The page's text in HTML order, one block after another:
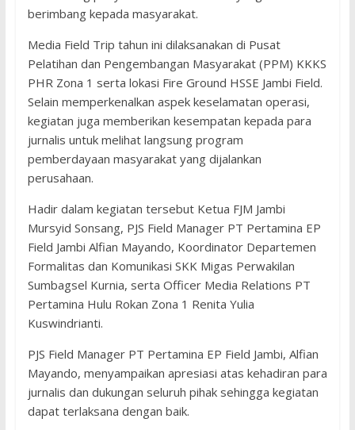
berimbang kepada masyarakat.
Media Field Trip tahun ini dilaksanakan di Pusat
Pelatihan dan Pengembangan Masyarakat (PPM) KKKS
PHR Zona 1 serta lokasi Fire Ground HSSE Jambi Field.
Selain memperkenalkan aspek keselamatan operasi,
kegiatan juga memberikan kesempatan kepada para
jurnalis untuk melihat langsung program
pemberdayaan masyarakat yang dijalankan
perusahaan.
Hadir dalam kegiatan tersebut Ketua FJM Jambi
Mursyid Sonsang, PJS Field Manager PT Pertamina EP
Field Jambi Alfian Mayando, Koordinator Departemen
Formalitas dan Komunikasi SKK Migas Perwakilan
Sumbagsel Kurnia, serta Officer Media Relations PT
Pertamina Hulu Rokan Zona 1 Renita Yulia
Kuswindrianti.
PJS Field Manager PT Pertamina EP Field Jambi, Alfian
Mayando, menyampaikan apresiasi atas kehadiran para
jurnalis dan dukungan seluruh pihak sehingga kegiatan
dapat terlaksana dengan baik.